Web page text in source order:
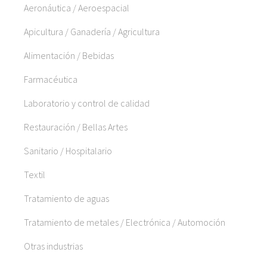
Aeronáutica / Aeroespacial
Apicultura / Ganadería / Agricultura
Alimentación / Bebidas
Farmacéutica
Laboratorio y control de calidad
Restauración / Bellas Artes
Sanitario / Hospitalario
Textil
Tratamiento de aguas
Tratamiento de metales / Electrónica / Automoción
Otras industrias